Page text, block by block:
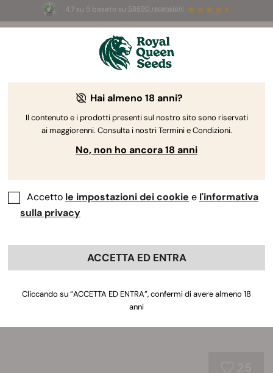
4.7 su 5 basato su 58690 recensioni
Summer Sales:Fino al 50% di sconto
su prodotti selezionati! ⏤
The RQS Blog
Iniziare a coltivare cannabis indoor può sembrare arduo,
poiché occorre considerare diversi elementi,
necessaria. Qui sotto troverete alcune guide dettagliate
sui vari aspetti della coltivazione indoor, a prescindere
dal budget a disposizione.
Hai almeno 18 anni?
Il contenuto e i prodotti presenti sul nostro sito sono riservati
ai maggiorenni. Consulta i nostri Termini e Condizioni.
No, non ho ancora 18 anni
Accetto le impostazioni dei cookie e l'informativa
sulla privacy
ACCETTA ED ENTRA
Cliccando su “ACCETTA ED ENTRA”, confermi di avere almeno 18
anni